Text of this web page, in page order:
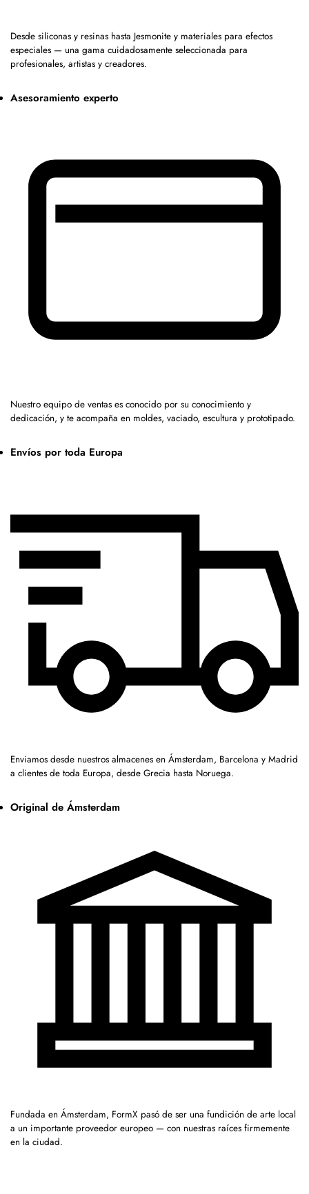
Desde siliconas y resinas hasta Jesmonite y materiales para efectos
especiales — una gama cuidadosamente seleccionada para
profesionales, artistas y creadores.
Asesoramiento experto
Nuestro equipo de ventas es conocido por su conocimiento y
dedicación, y te acompaña en moldes, vaciado, escultura y prototipado.
Envíos por toda Europa
Enviamos desde nuestros almacenes en Ámsterdam, Barcelona y Madrid
a clientes de toda Europa, desde Grecia hasta Noruega.
Original de Ámsterdam
Fundada en Ámsterdam, FormX pasó de ser una fundición de arte local
a un importante proveedor europeo — con nuestras raíces firmemente
en la ciudad.